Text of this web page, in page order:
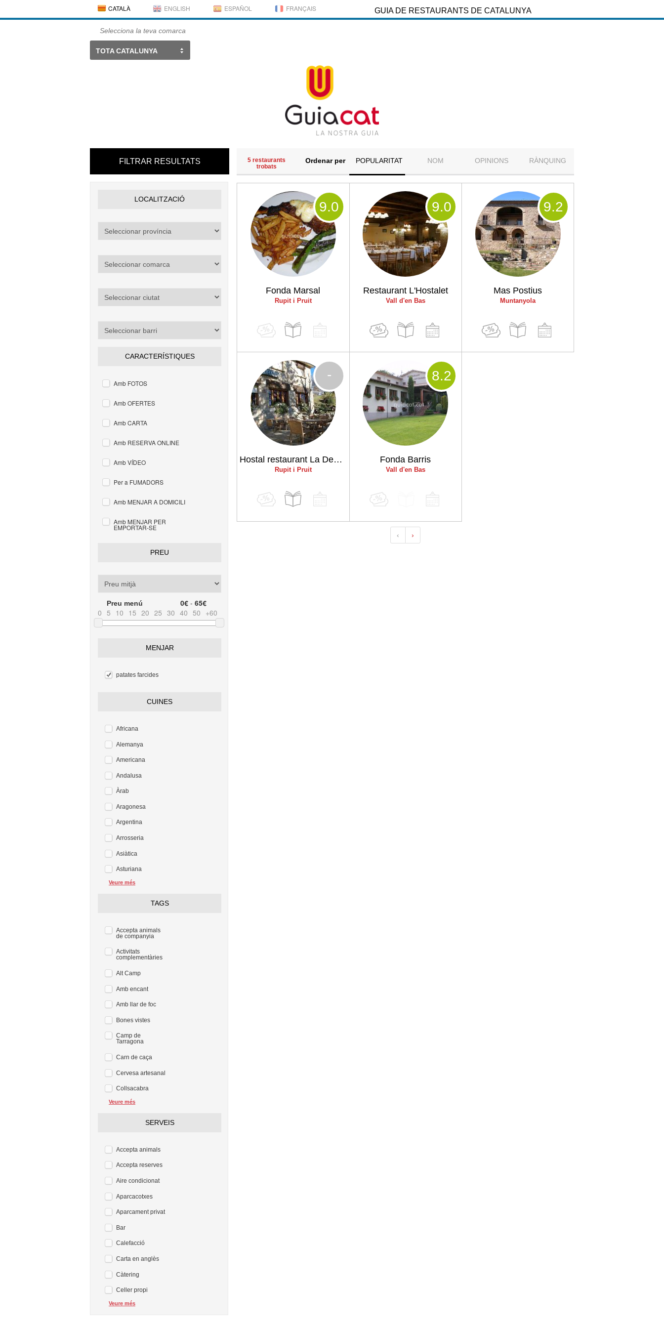
CATALÀ ENGLISH ESPAÑOL FRANÇAIS GUIA DE RESTAURANTS DE CATALUNYA
Selecciona la teva comarca
TOTA CATALUNYA
FILTRAR RESULTATS
LOCALITZACIÓ
CARACTERÍSTIQUES
Amb FOTOS
Amb OFERTES
Amb CARTA
Amb RESERVA ONLINE
Amb VÍDEO
Per a FUMADORS
Amb MENJAR A DOMICILI
Amb MENJAR PER
EMPORTAR-SE
PREU
Preu menú 0€ - 65€
0 5 10 15 20 25 30 40 50 +60
MENJAR
patates farcides
CUINES
Africana
Alemanya
Americana
Andalusa
Àrab
Aragonesa
Argentina
Arrosseria
Asiàtica
Asturiana
Veure més
TAGS
Accepta animals
de companyia
Activitats
complementàries
Alt Camp
Amb encant
Amb llar de foc
Bones vistes
Camp de
Tarragona
Carn de caça
Cervesa artesanal
Collsacabra
Veure més
SERVEIS
Accepta animals
Accepta reserves
Aire condicionat
Aparcacotxes
Aparcament privat
Bar
Calefacció
Carta en anglès
Càtering
Celler propi
Veure més
5 restaurants
trobats
Ordenar per POPULARITAT NOM OPINIONS RÀNQUING
Fonda Marsal
Rupit i Pruit
9.0
Restaurant L'Hostalet
Vall d'en Bas
9.0
Mas Postius
Muntanyola
9.2
Hostal restaurant La Devesa
Rupit i Pruit
-
Fonda Barris
Vall d'en Bas
8.2
‹ ›